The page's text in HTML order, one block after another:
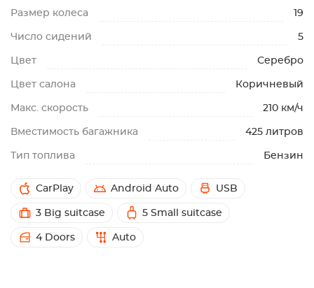
Размер колеса 19
Число сидений 5
Цвет Серебро
Цвет салона Коричневый
Макс. скорость 210 км/ч
Вместимость багажника 425 литров
Тип топлива Бензин
CarPlay Android Auto USB
3 Big suitcase 5 Small suitcase
4 Doors Auto